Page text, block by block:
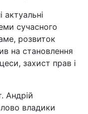
актуальні
сучасного
розвиток
на становлення
захист прав і
Андрій
владики